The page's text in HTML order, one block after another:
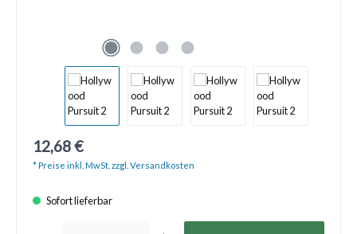
12,68 €
* Preise inkl. MwSt. zzgl. Versandkosten
Sofort lieferbar